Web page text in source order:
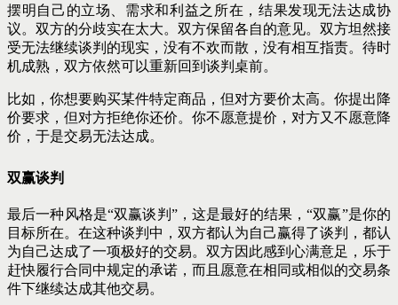
摆明自己的立场、需求和利益之所在，结果发现无法达成协
议。双方的分歧实在太大。双方保留各自的意见。双方坦然接
受无法继续谈判的现实，没有不欢而散，没有相互指责。待时
机成熟，双方依然可以重新回到谈判桌前。
比如，你想要购买某件特定商品，但对方要价太高。你提出降
价要求，但对方拒绝你还价。你不愿意提价，对方又不愿意降
价，于是交易无法达成。
双赢谈判
最后一种风格是“双赢谈判”，这是最好的结果，“双赢”是你的
目标所在。在这种谈判中，双方都认为自己赢得了谈判，都认
为自己达成了一项极好的交易。双方因此感到心满意足，乐于
赶快履行合同中规定的承诺，而且愿意在相同或相似的交易条
件下继续达成其他交易。